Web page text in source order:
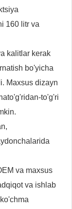
160 litr va
kalitlar kerak
bo'yicha
Maxsus dizayn
to'g'ridan-to'g'ri
va maxsus
va ishlab